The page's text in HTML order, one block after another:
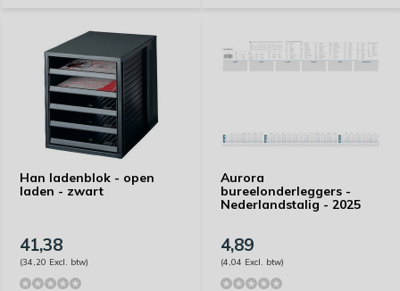
Han ladenblok - open
laden - zwart
41,38
(34,20 Excl. btw)
Aurora
bureelonderleggers -
Nederlandstalig - 2025
4,89
(4,04 Excl. btw)